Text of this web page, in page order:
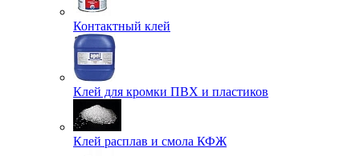
Контактный клей
Клей для кромки ПВХ и пластиков
Клей расплав и смола КФЖ